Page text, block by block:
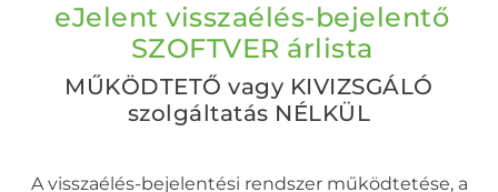
eJelent visszaélés-bejelentő
SZOFTVER árlista
MŰKÖDTETŐ vagy KIVIZSGÁLÓ
szolgáltatás NÉLKÜL
A visszaélés-bejelentési rendszer működtetése, a